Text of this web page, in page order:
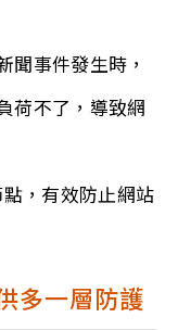
聞事件發生時，
荷不了，導致網
，有效防止網站
多一層防護